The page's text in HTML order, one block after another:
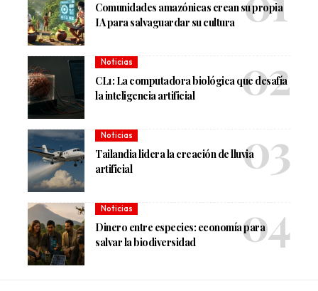
Comunidades amazónicas crean su propia
IA para salvaguardar su cultura
Noticias
CL1: La computadora biológica que desafía
la inteligencia artificial
Noticias
Tailandia lidera la creación de lluvia
artificial
Noticias
Dinero entre especies: economía para
salvar la biodiversidad